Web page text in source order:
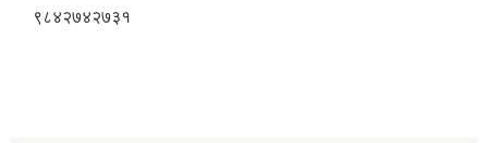
९८४२७४२७३१